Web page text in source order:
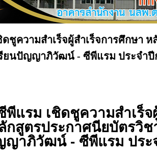
ชูความสำเร็จผู้สำเร็จการศึกษา
ยนปัญญาภิวัฒน์ - ซีพีแรม ประจำปี
พีแรม เชิดชูความสำเร็จ
กสูตรประกาศนียบัตรวิช
ญาภิวัฒน์ - ซีพีแรม ประ